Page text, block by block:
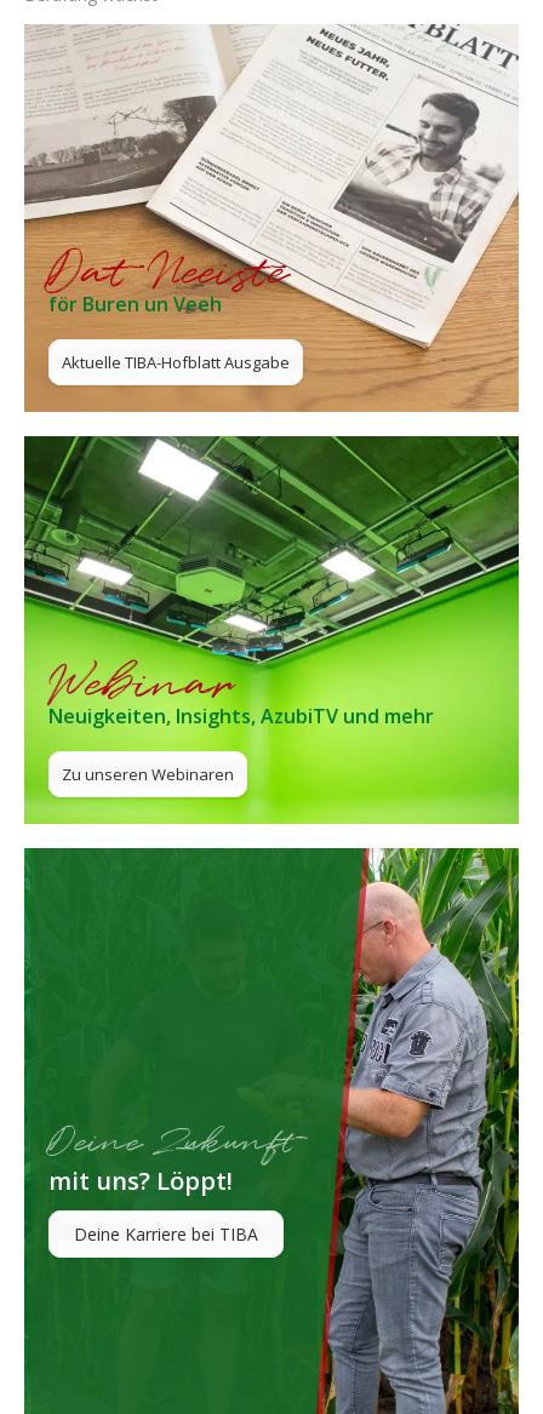
Dat Neeiste
för Buren un Veeh
Aktuelle TIBA-Hofblatt Ausgabe
Webinar
Neuigkeiten, Insights, AzubiTV und mehr
Zu unseren Webinaren
Deine Zukunft
mit uns? Löppt!
Deine Karriere bei TIBA